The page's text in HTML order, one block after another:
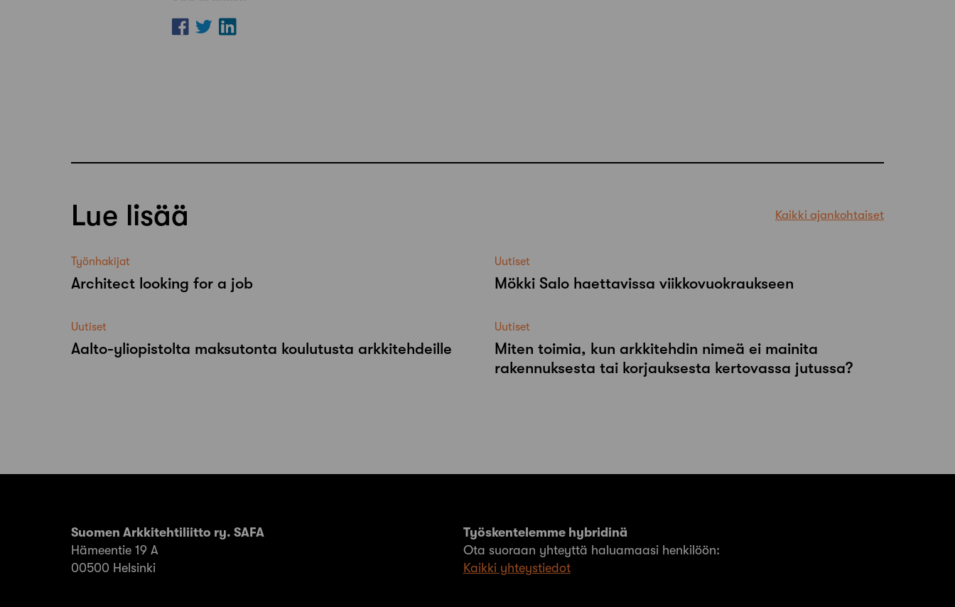
Lue lisää Kaikki ajankohtaiset
Työnhakijat
Architect looking for a job
Uutiset
Mökki Salo haettavissa viikkovuokraukseen
Uutiset
Aalto-​yliopistolta maksutonta koulutusta arkkitehdeille
Uutiset
Miten toimia, kun arkkitehdin nimeä ei mainita
rakennuksesta tai korjauksesta kertovassa jutussa?
Suomen Arkkitehtiliitto ry. SAFA
Hämeentie 19 A
00500 Helsinki
Työskentelemme hybridinä
Ota suoraan yhteyttä haluamaasi henkilöön:
Kaikki yhteystiedot